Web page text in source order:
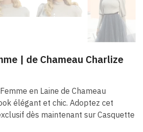
| de Chameau Charlize
en Laine de Chameau
élégant et chic. Adoptez cet
dès maintenant sur Casquette